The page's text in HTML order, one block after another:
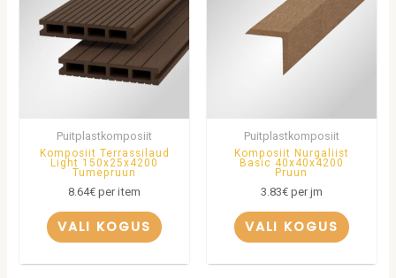
Puitplastkomposiit
Komposiit Terrassilaud
Light 150x25x4200
Tumepruun
8.64€ per item
VALI KOGUS
Puitplastkomposiit
Komposiit Nurgaliist
Basic 40x40x4200
Pruun
3.83€per jm
VALI KOGUS